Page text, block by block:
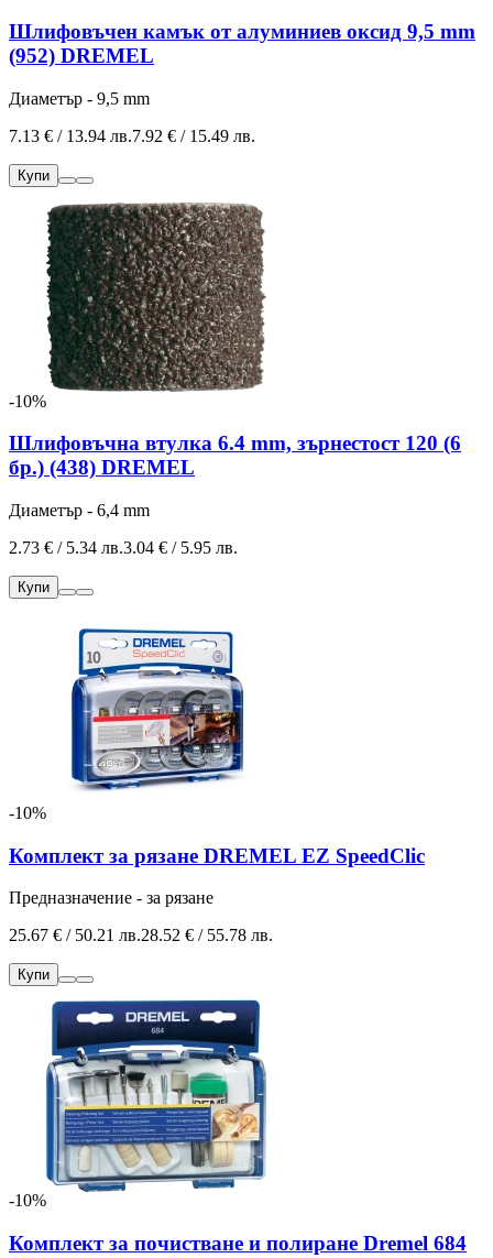
Шлифовъчен камък от алуминиев оксид 9,5 mm
(952) DREMEL
Диаметър - 9,5 mm
7.13 € / 13.94 лв.7.92 € / 15.49 лв.
Купи
-10%
Шлифовъчна втулка 6.4 mm, зърнестост 120 (6
бр.) (438) DREMEL
Диаметър - 6,4 mm
2.73 € / 5.34 лв.3.04 € / 5.95 лв.
Купи
-10%
Комплект за рязане DREMEL EZ SpeedClic
Предназначение - за рязане
25.67 € / 50.21 лв.28.52 € / 55.78 лв.
Купи
-10%
Комплект за почистване и полиране Dremel 684